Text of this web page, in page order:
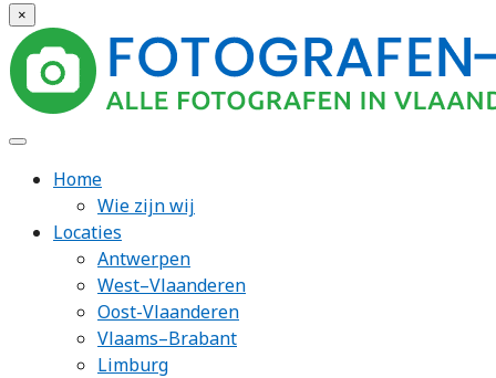
×
Home
Wie zijn wij
Locaties
Antwerpen
West–Vlaanderen
Oost-Vlaanderen
Vlaams–Brabant
Limburg